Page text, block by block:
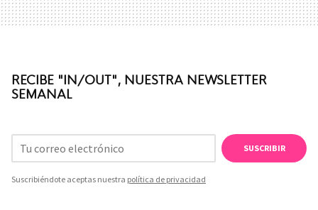
RECIBE "IN/OUT", NUESTRA NEWSLETTER
SEMANAL
SUSCRIBIR
Suscribiéndote aceptas nuestra política de privacidad